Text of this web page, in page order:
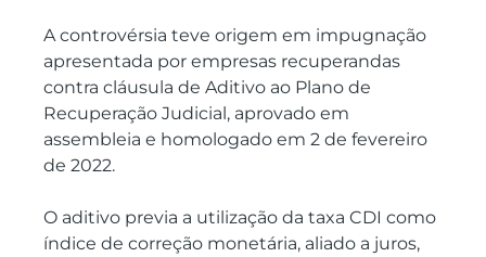
A controvérsia teve origem em impugnação
apresentada por empresas recuperandas
contra cláusula de Aditivo ao Plano de
Recuperação Judicial, aprovado em
assembleia e homologado em 2 de fevereiro
de 2022.
O aditivo previa a utilização da taxa CDI como
índice de correção monetária, aliado a juros,